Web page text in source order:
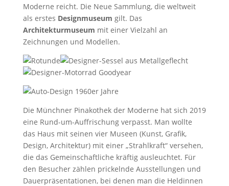
Moderne reicht. Die Neue Sammlung, die weltweit
als erstes Designmuseum gilt. Das
Architekturmuseum mit einer Vielzahl an
Zeichnungen und Modellen.
Die Münchner Pinakothek der Moderne hat sich 2019
eine Rund-um-Auffrischung verpasst. Man wollte
das Haus mit seinen vier Museen (Kunst, Grafik,
Design, Architektur) mit einer „Strahlkraft“ versehen,
die das Gemeinschaftliche kräftig ausleuchtet. Für
den Besucher zählen prickelnde Ausstellungen und
Dauerpräsentationen, bei denen man die Heldinnen